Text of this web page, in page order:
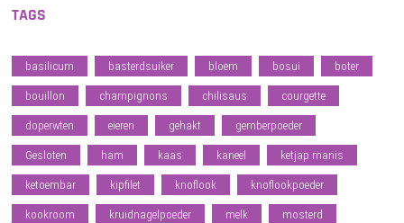
TAGS
basilicum basterdsuiker bloem bosui boter
bouillon champignons chilisaus courgette
doperwten eieren gehakt gemberpoeder
Gesloten ham kaas kaneel ketjap manis
ketoembar kipfilet knoflook knoflookpoeder
kookroom kruidnagelpoeder melk mosterd